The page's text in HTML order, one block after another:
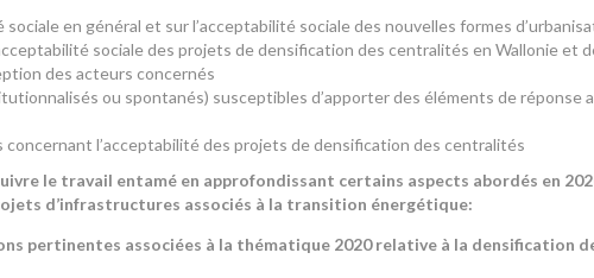
sociale en général et sur l’acceptabilité sociale des nouvelles formes
sociale des projets de densification des centralités en Wallonie et
des acteurs concernés
ou spontanés) susceptibles d’apporter des éléments de réponse
concernant l’acceptabilité des projets de densification des centralités
le travail entamé en approfondissant certains aspects abordés en
d’infrastructures associés à la transition énergétique:
pertinentes associées à la thématique 2020 relative à la densification